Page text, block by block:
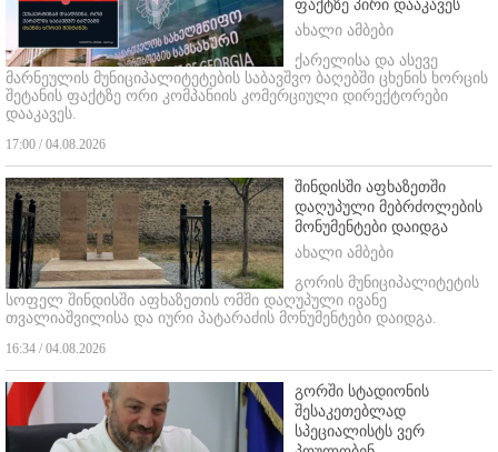
ფაქტზე პირი დააკავეს
ახალი ამბები
ქარელისა და ასევე
მარნეულის მუნიციპალიტეტების საბავშვო ბაღებში ცხენის ხორცის
შეტანის ფაქტზე ორი კომპანიის კომერციული დირექტორები
დააკავეს.
17:00 / 04.08.2026
შინდისში აფხაზეთში
დაღუპული მებრძოლების
მონუმენტები დაიდგა
ახალი ამბები
გორის მუნიციპალიტეტის
სოფელ შინდისში აფხაზეთის ომში დაღუპული ივანე
თვალიაშვილისა და იური პატარაძის მონუმენტები დაიდგა.
16:34 / 04.08.2026
გორში სტადიონის
შესაკეთებლად
სპეციალისტს ვერ